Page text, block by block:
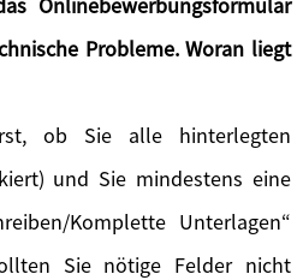
Probleme. Woran liegt
ob Sie alle hinterlegten
und Sie mindestens eine
Komplette Unterlagen“
Sie nötige Felder nicht